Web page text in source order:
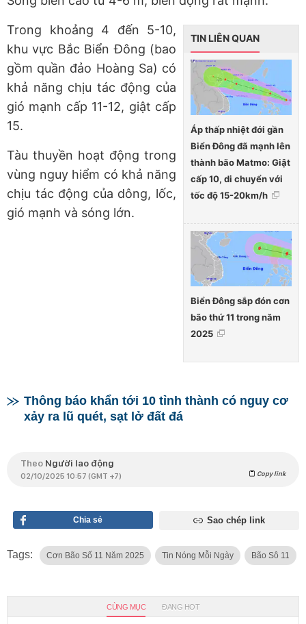
TIN LIÊN QUAN
Áp thấp nhiệt đới gần
Biển Đông đã mạnh lên
thành bão Matmo: Giật
cấp 10, di chuyển với
tốc độ 15-20km/h
Biển Đông sắp đón cơn
bão thứ 11 trong năm
2025
Trong khoảng 4 đến 5-10,
khu vực Bắc Biển Đông (bao
gồm quần đảo Hoàng Sa) có
khả năng chịu tác động của
gió mạnh cấp 11-12, giật cấp
15.
Tàu thuyền hoạt động trong
vùng nguy hiểm có khả năng
chịu tác động của dông, lốc,
gió mạnh và sóng lớn.
Thông báo khẩn tới 10 tỉnh thành có nguy cơ
xảy ra lũ quét, sạt lở đất đá
Theo Người lao động
02/10/2025 10:57 (GMT +7) Copy link
Chia sẻ Sao chép link
Tags: Cơn Bão Số 11 Năm 2025 Tin Nóng Mỗi Ngày Bão Sô 11
CÙNG MỤC ĐANG HOT